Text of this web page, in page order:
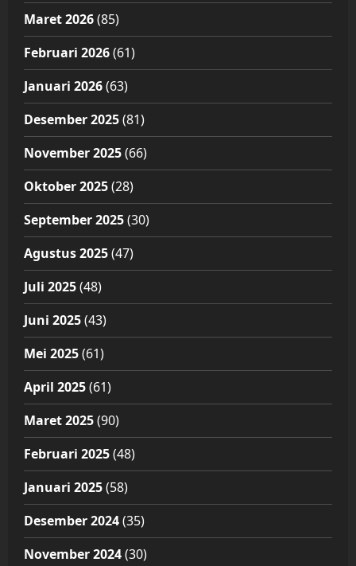
Maret 2026(85)
Februari 2026(61)
Januari 2026(63)
Desember 2025(81)
November 2025(66)
Oktober 2025(28)
September 2025(30)
Agustus 2025(47)
Juli 2025(48)
Juni 2025(43)
Mei 2025(61)
April 2025(61)
Maret 2025(90)
Februari 2025(48)
Januari 2025(58)
Desember 2024(35)
November 2024(30)